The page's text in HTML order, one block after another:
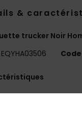
&
trucker Noir
EQYHA03506
panneaux